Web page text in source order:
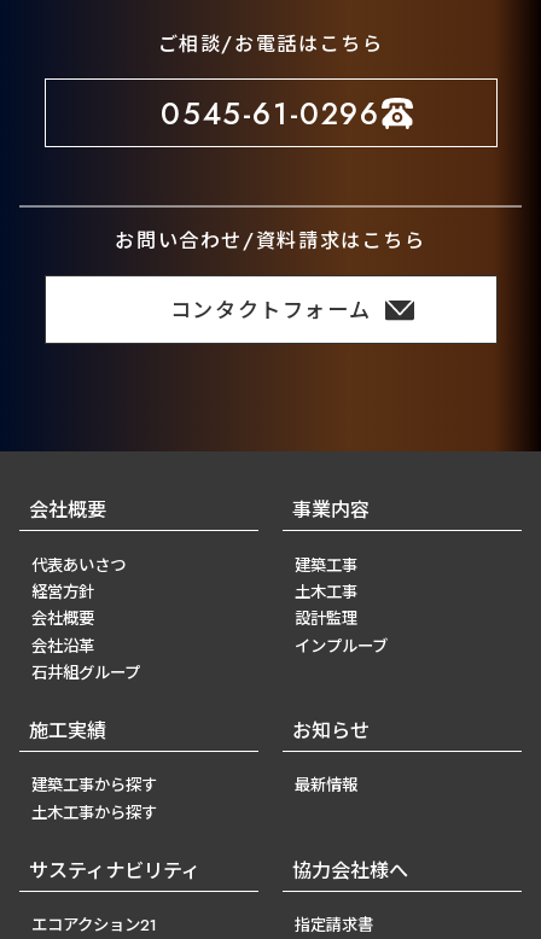
ご相談/お電話はこちら
0545-61-0296
お問い合わせ/資料請求はこちら
コンタクトフォーム
会社概要
代表あいさつ
経営方針
会社概要
会社沿革
石井組グループ
事業内容
建築工事
土木工事
設計監理
インプルーブ
施工実績
建築工事から探す
土木工事から探す
お知らせ
最新情報
サスティナビリティ
エコアクション21
協力会社様へ
指定請求書